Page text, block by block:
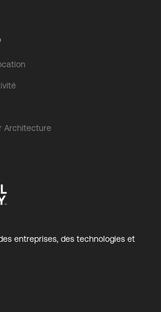
Architecture
entreprises, des technologies et